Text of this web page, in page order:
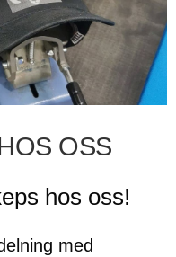
OSS
hos oss!
med